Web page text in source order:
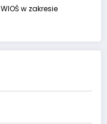
w zakresie